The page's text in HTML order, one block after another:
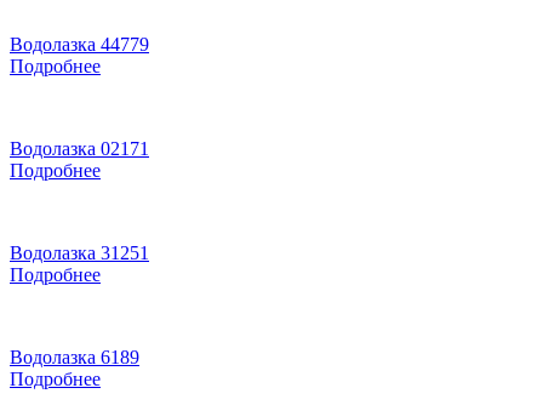
Водолазка 44779
Подробнее
Водолазка 02171
Подробнее
Водолазка 31251
Подробнее
Водолазка 6189
Подробнее